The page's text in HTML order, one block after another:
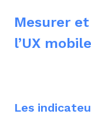
Mesurer
l’UX mobile
Les